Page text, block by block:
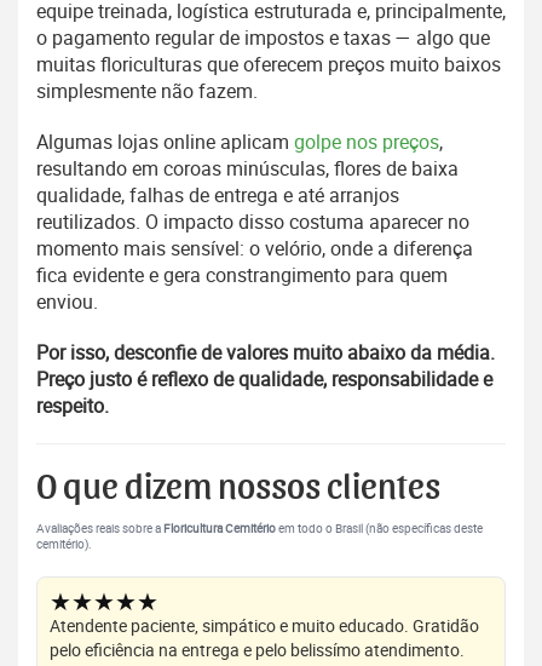
equipe treinada, logística estruturada e, principalmente,
o pagamento regular de impostos e taxas — algo que
muitas floriculturas que oferecem preços muito baixos
simplesmente não fazem.
Algumas lojas online aplicam golpe nos preços,
resultando em coroas minúsculas, flores de baixa
qualidade, falhas de entrega e até arranjos
reutilizados. O impacto disso costuma aparecer no
momento mais sensível: o velório, onde a diferença
fica evidente e gera constrangimento para quem
enviou.
Por isso, desconfie de valores muito abaixo da média.
Preço justo é reflexo de qualidade, responsabilidade e
respeito.
O que dizem nossos clientes
Avaliações reais sobre a Floricultura Cemitérioem todo o Brasil (não específicas deste
cemitério).
★★★★★
Atendente paciente, simpático e muito educado. Gratidão
pelo eficiência na entrega e pelo belissímo atendimento.